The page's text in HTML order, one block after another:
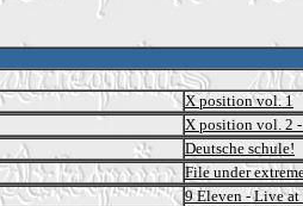
X position vol. 1
X position vol. 2 -
Deutsche schule!
File under
9 Eleven - Live at